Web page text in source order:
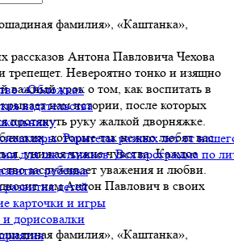
«Обложка»
издательства
Раритеты разных лет от
для школьников. Вся программа по
ребенка
детей
карточки и игры
и дорисовалки
фамилия», «Каштанка»,
рассказов Антона Павловича Чехова
трепещет. Невероятно тонко и изящно
важный урок о том, как воспитать в
нам истории, после которых
протянуть руку жалкой дворняжке.
которые так нежно любят вас.
унижая чужие чувства. Каждое
заслуживает уважения и любви.
нам Антон Павлович в своих
фамилия», «Каштанка»,